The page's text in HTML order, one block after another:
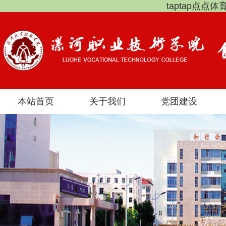
taptap点点体
本站首页 关于我们 党团建设